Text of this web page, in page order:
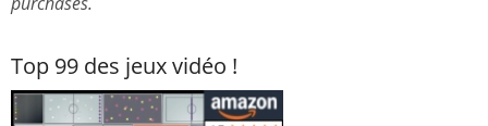
Top 99 des jeux vidéo !